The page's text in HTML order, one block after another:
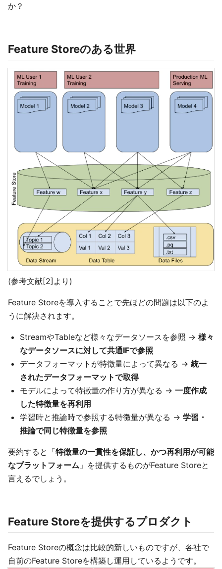
か？
Feature Storeのある世界
(参考文献[2]より)
Feature Storeを導入することで先ほどの問題は以下のよ
うに解決されます。
StreamやTableなど様々なデータソースを参照 → 様々
なデータソースに対して共通IFで参照
データフォーマットが特徴量によって異なる → 統一
されたデータフォーマットで取得
モデルによって特徴量の作り方が異なる → 一度作成
した特徴量を再利用
学習時と推論時で参照する特徴量が異なる → 学習・
推論で同じ特徴量を参照
要約すると「特徴量の一貫性を保証し、かつ再利用が可能
なプラットフォーム 」を提供するものがFeature Storeと
言えるでしょう。
Feature Storeを提供するプロダクト
Feature Storeの概念は比較的新しいものですが、各社で
自前のFeature Storeを構築し運用しているようです。